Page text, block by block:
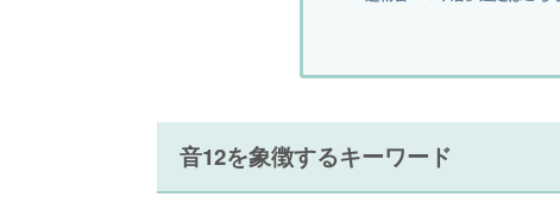
音12を象徴するキーワード